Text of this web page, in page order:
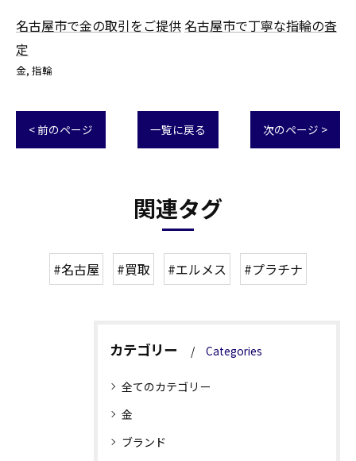
名古屋市で金の取引をご提供 名古屋市で丁寧な指輪の査
定
金 指輪
< 前のページ 一覧に戻る 次のページ >
関連タグ
#名古屋 #買取 #エルメス #プラチナ
カテゴリー Categories
全てのカテゴリー
金
ブランド